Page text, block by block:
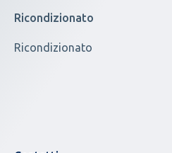
Ricondizionato
Ricondizionato